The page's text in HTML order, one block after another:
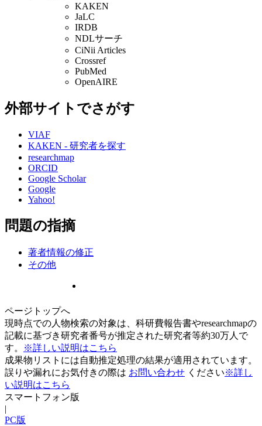
KAKEN
JaLC
IRDB
NDLサーチ
CiNii Articles
Crossref
PubMed
OpenAIRE
外部サイトでさがす
VIAF
KAKEN - 研究者を探す
researchmap
ORCID
Google Scholar
Google
Yahoo!
問題の指摘
著者情報の修正
その他
ページトップへ
現時点での人物検索の対象は、科研費報告書やresearchmapの
記載に基づき研究者番号が推定された研究者等約30万人で
す。
※詳しい説明はこちら
成果物リストには自動推定処理の結果が適用されています。
誤りや漏れにお気付きの際は お問い合わせ ください※詳し
い説明はこちら
スマートフォン版
|
PC版